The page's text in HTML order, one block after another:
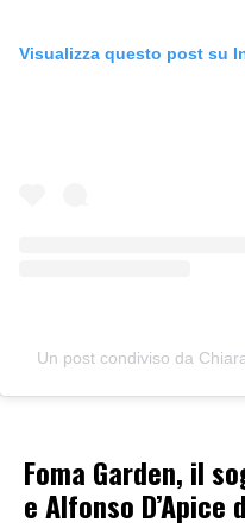
Visualizza questo post su
Un post condiviso da
Foma Garden, il
e Alfonso